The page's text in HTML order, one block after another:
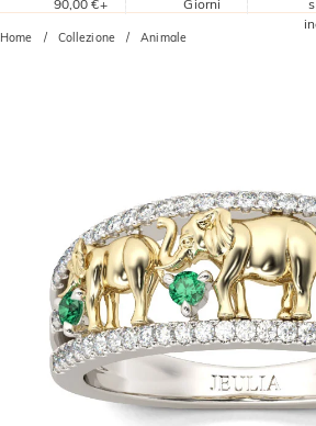
90,00 €+
Giorni
Home Collezione Animale